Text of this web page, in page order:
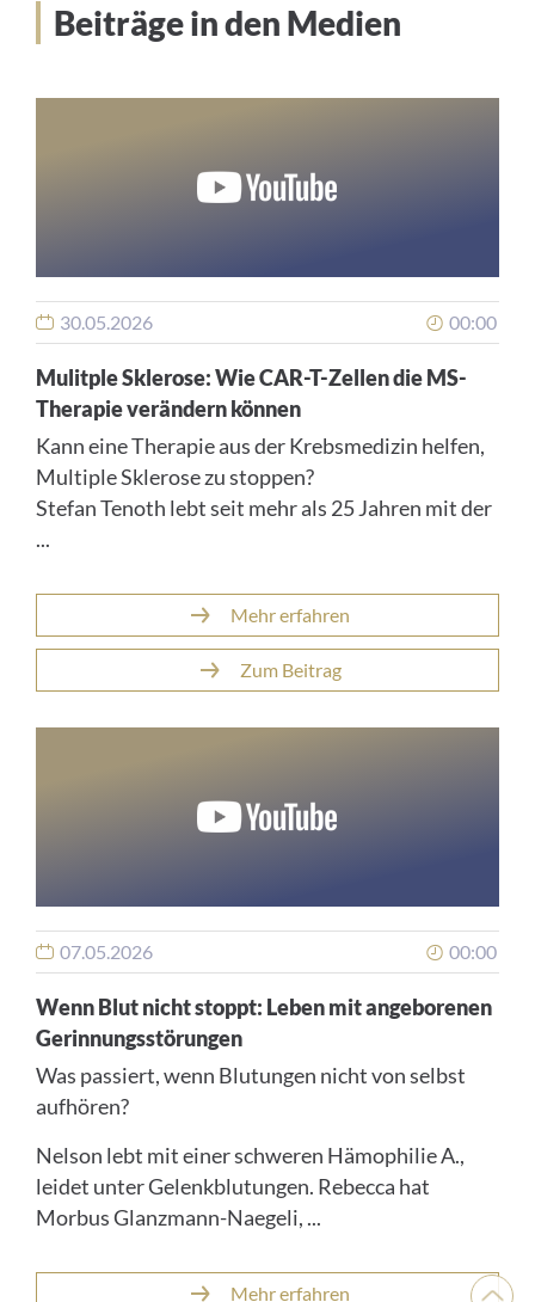
Wirksamkeit bei der Behandlung der akuten
myeloischen Leukämie
Beiträge in den Medien
30.05.2026 00:00
Mulitple Sklerose: Wie CAR-T-Zellen die MS-
Therapie verändern können
Kann eine Therapie aus der Krebsmedizin helfen,
Multiple Sklerose zu stoppen?
Stefan Tenoth lebt seit mehr als 25 Jahren mit der
...
Mehr erfahren
Zum Beitrag
07.05.2026 00:00
Wenn Blut nicht stoppt: Leben mit angeborenen
Gerinnungsstörungen
Was passiert, wenn Blutungen nicht von selbst
aufhören?
Nelson lebt mit einer schweren Hämophilie A.,
leidet unter Gelenkblutungen. Rebecca hat
Morbus Glanzmann-Naegeli, ...
Mehr erfahren
Nach